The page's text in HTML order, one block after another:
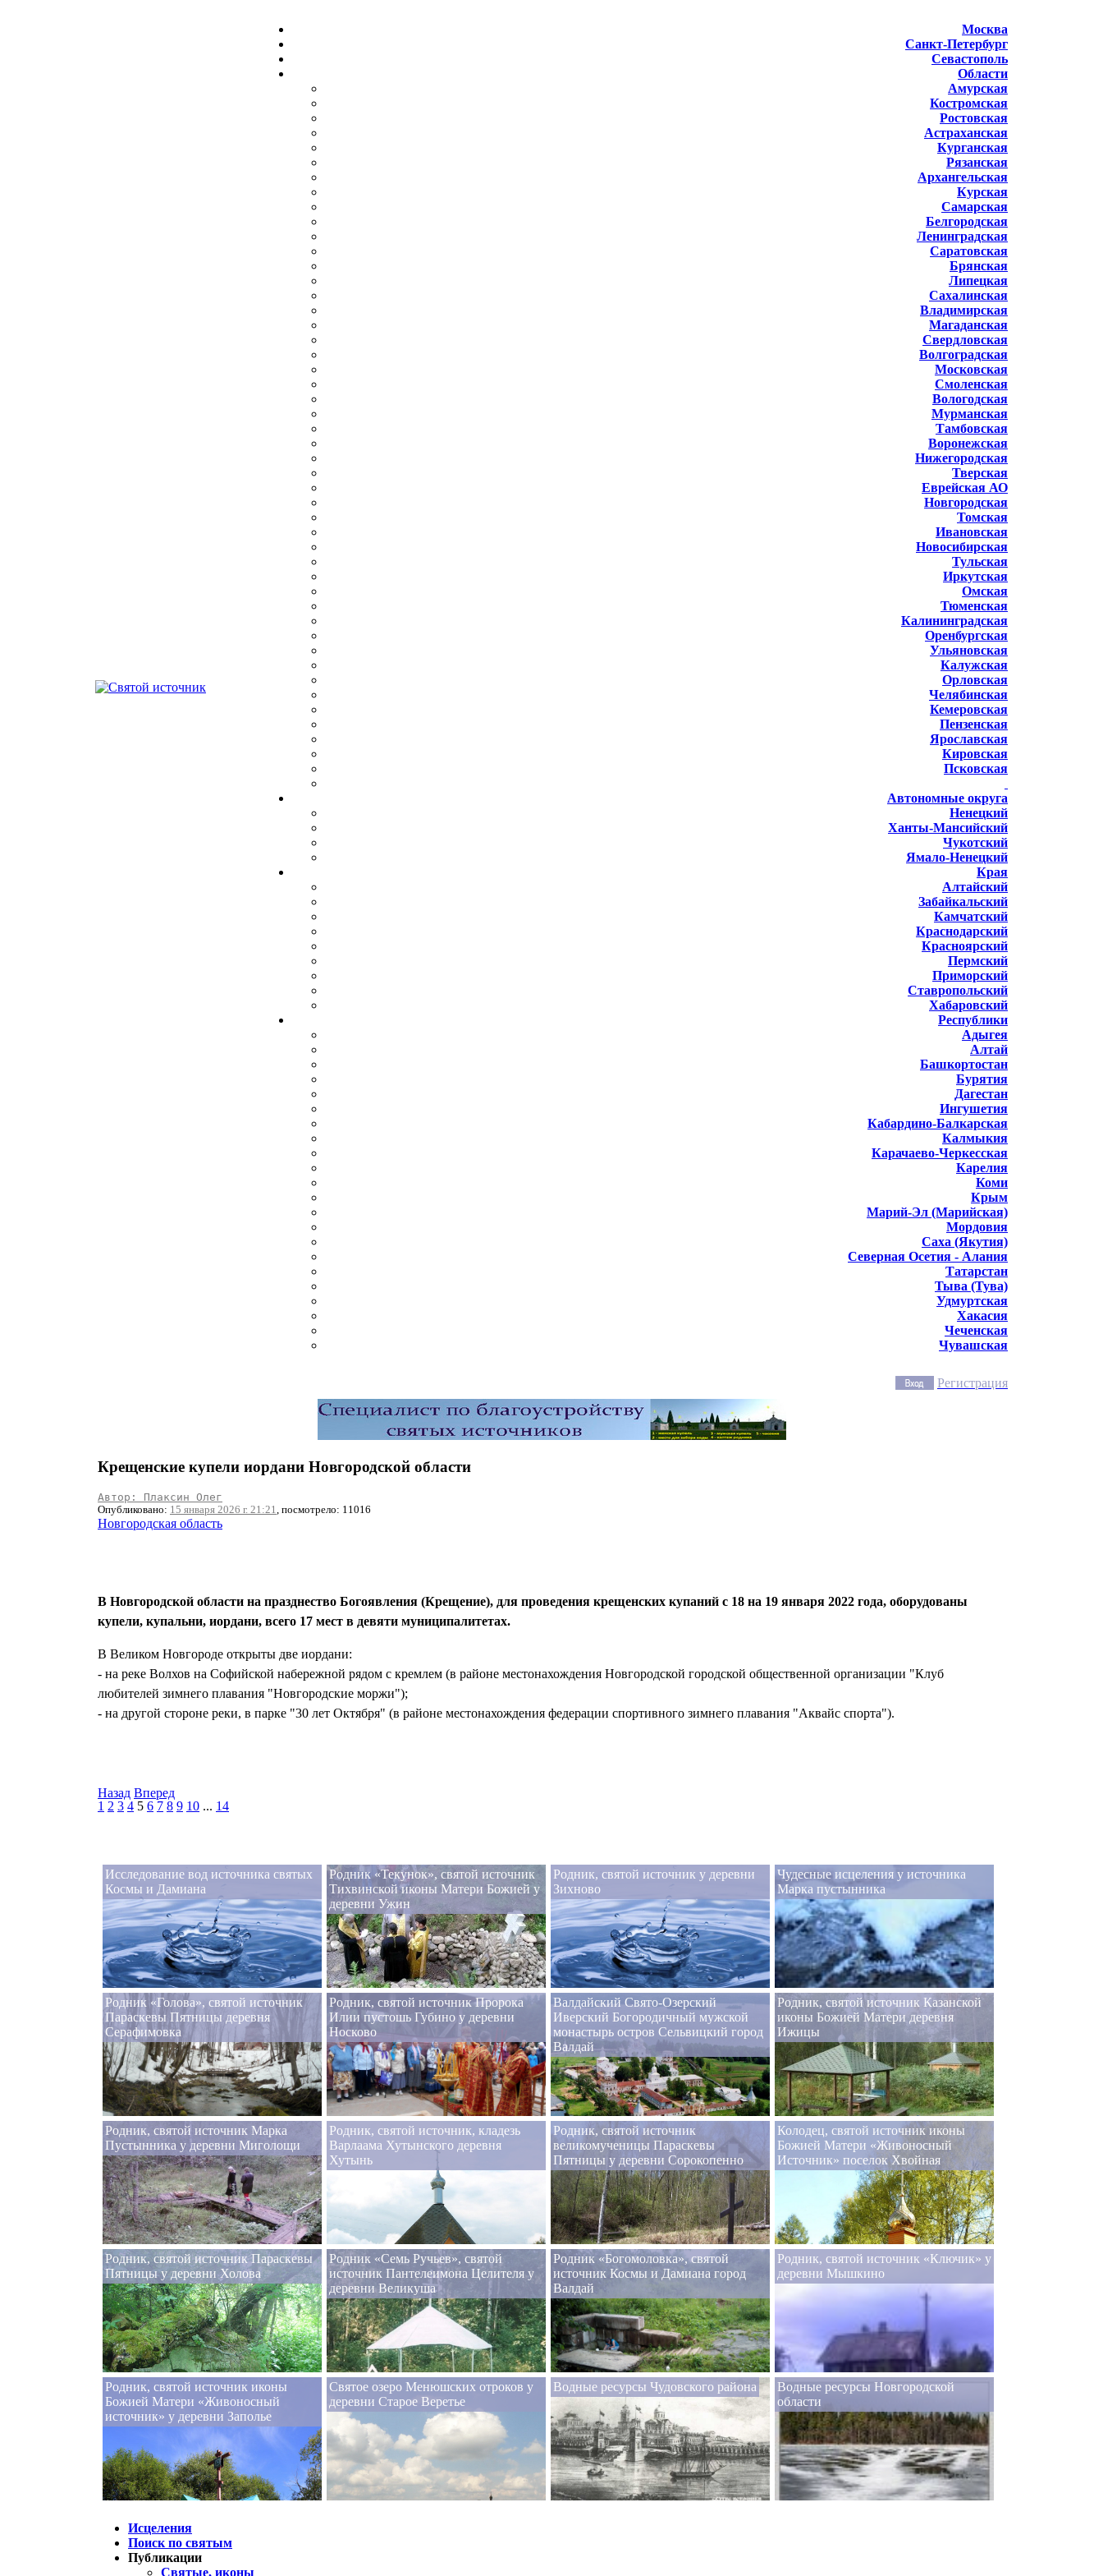
Москва
Санкт-Петербург
Севастополь
Области
Амурская
Костромская
Ростовская
Астраханская
Курганская
Рязанская
Архангельская
Курская
Самарская
Белгородская
Ленинградская
Саратовская
Брянская
Липецкая
Сахалинская
Владимирская
Магаданская
Свердловская
Волгоградская
Московская
Смоленская
Вологодская
Мурманская
Тамбовская
Воронежская
Нижегородская
Тверская
Еврейская АО
Новгородская
Томская
Ивановская
Новосибирская
Тульская
Иркутская
Омская
Тюменская
Калининградская
Оренбургская
Ульяновская
Калужская
Орловская
Челябинская
Кемеровская
Пензенская
Ярославская
Кировская
Псковская
Автономные округа
Ненецкий
Ханты-Мансийский
Чукотский
Ямало-Ненецкий
Края
Алтайский
Забайкальский
Камчатский
Краснодарский
Красноярский
Пермский
Приморский
Ставропольский
Хабаровский
Республики
Адыгея
Алтай
Башкортостан
Бурятия
Дагестан
Ингушетия
Кабардино-Балкарская
Калмыкия
Карачаево-Черкесская
Карелия
Коми
Крым
Марий-Эл (Марийская)
Мордовия
Саха (Якутия)
Северная Осетия - Алания
Татарстан
Тыва (Тува)
Удмуртская
Хакасия
Чеченская
Чувашская
Регистрация
Крещенские купели иордани Новгородской области
Автор: Плаксин Олег
Опубликовано: 15 января 2026 г. 21:21, посмотрело: 11016
Новгородская область
В Новгородской области на празднество Богоявления (Крещение), для проведения крещенских купаний с 18 на 19 января 2022 года, оборудованы
купели, купальни, иордани, всего 17 мест в девяти муниципалитетах.
В Великом Новгороде открыты две иордани:
- на реке Волхов на Софийской набережной рядом с кремлем (в районе местонахождения Новгородской городской общественной организации "Клуб
любителей зимнего плавания "Новгородские моржи");
- на другой стороне реки, в парке "30 лет Октября" (в районе местонахождения федерации спортивного зимнего плавания "Аквайс спорта").
1 2 3 4 5 6 7 8 9 10 ... 14
Назад Вперед
Исследование вод источника святых
Космы и Дамиана
Родник «Текунок», святой источник
Тихвинской иконы Матери Божией у
деревни Ужин
Родник, святой источник у деревни
Зихново
Чудесные исцеления у источника
Марка пустынника
Родник «Голова», святой источник
Параскевы Пятницы деревня
Серафимовка
Родник, святой источник Пророка
Илии пустошь Губино у деревни
Носково
Валдайский Свято-Озерский
Иверский Богородичный мужской
монастырь остров Сельвицкий город
Валдай
Родник, святой источник Казанской
иконы Божией Матери деревня
Ижицы
Родник, святой источник Марка
Пустынника у деревни Миголощи
Родник, святой источник, кладезь
Варлаама Хутынского деревня
Хутынь
Родник, святой источник
великомученицы Параскевы
Пятницы у деревни Сорокопенно
Колодец, святой источник иконы
Божией Матери «Живоносный
Источник» поселок Хвойная
Родник, святой источник Параскевы
Пятницы у деревни Холова
Родник «Семь Ручьев», святой
источник Пантелеимона Целителя у
деревни Великуша
Родник «Богомоловка», святой
источник Космы и Дамиана город
Валдай
Родник, святой источник «Ключик» у
деревни Мышкино
Родник, святой источник иконы
Божией Матери «Живоносный
источник» у деревни Заполье
Святое озеро Менюшских отроков у
деревни Старое Веретье
Водные ресурсы Чудовского района
Водные ресурсы Новгородской
области
Исцеления
Поиск по святым
Публикации
Святые, иконы